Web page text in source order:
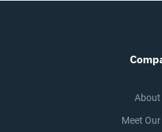
About
Meet